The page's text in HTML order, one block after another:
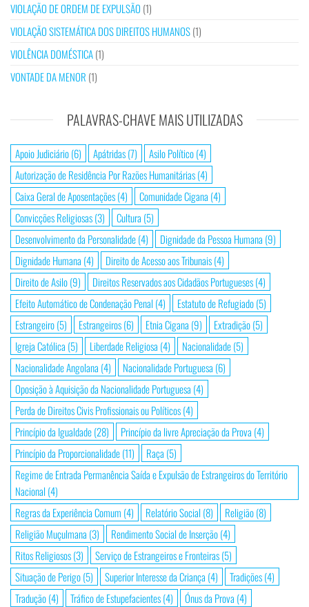
VIOLAÇÃO DE ORDEM DE EXPULSÃO (1)
VIOLAÇÃO SISTEMÁTICA DOS DIREITOS HUMANOS(1)
VIOLÊNCIA DOMÉSTICA(1)
VONTADE DA MENOR (1)
PALAVRAS-CHAVE MAIS UTILIZADAS
Apoio Judiciário(6) Apátridas(7) Asilo Político(4)
Autorização de Residência Por Razões Humanitárias(4)
Caixa Geral de Aposentações(4) Comunidade Cigana (4)
Convicções Religiosas(3) Cultura (5)
Desenvolvimento da Personalidade(4) Dignidade da Pessoa Humana (9)
Dignidade Humana (4) Direito de Acesso aos Tribunais(4)
Direito de Asilo(9) Direitos Reservados aos Cidadãos Portugueses(4)
Efeito Automático de Condenação Penal (4) Estatuto de Refugiado(5)
Estrangeiro(5) Estrangeiros(6) Etnia Cigana (9) Extradição(5)
Igreja Católica (5) Liberdade Religiosa (4) Nacionalidade(5)
Nacionalidade Angolana (4) Nacionalidade Portuguesa (6)
Oposição à Aquisição da Nacionalidade Portuguesa (4)
Perda de Direitos Civis Profissionais ou Políticos(4)
Princípio da Igualdade(28) Princípio da livre Apreciação da Prova (4)
Princípio da Proporcionalidade(11) Raça (5)
Regime de Entrada Permanência Saída e Expulsão de Estrangeiros do Território
Nacional (4)
Regras da Experiência Comum (4) Relatório Social (8) Religião(8)
Religião Muçulmana (3) Rendimento Social de Inserção(4)
Ritos Religiosos(3) Serviço de Estrangeiros e Fronteiras(5)
Situação de Perigo(5) Superior Interesse da Criança (4) Tradições(4)
Tradução(4) Tráfico de Estupefacientes(4) Ónus da Prova (4)